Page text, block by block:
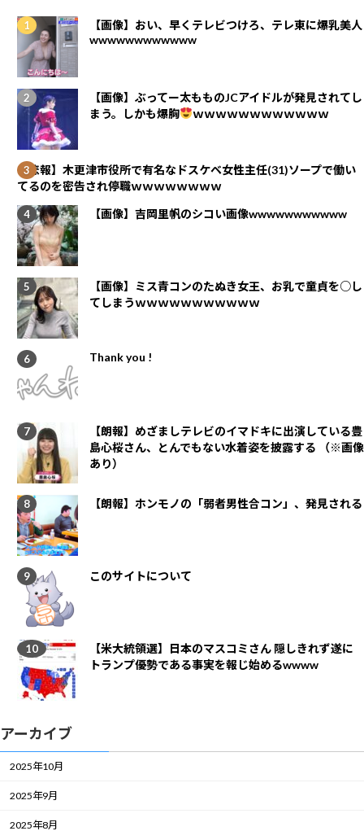
【画像】おい、早くテレビつけろ、テレ東に爆乳美人
wwwwwwwwwwww
【画像】ぶってー太もものJCアイドルが発見されてし
まう。しかも爆胸
ｗｗｗｗｗｗｗｗｗｗｗｗ
【悲報】木更津市役所で有名なドスケベ女性主任(31)ソープで働い
てるのを密告され停職ｗｗｗｗｗｗｗｗ
【画像】吉岡里帆のシコい画像wwwwwwwwwww
【画像】ミス青コンのたぬき女王、お乳で童貞を○し
てしまうｗｗｗｗｗｗｗｗｗｗｗ
Thank you !
【朗報】めざましテレビのイマドキに出演している豊
島心桜さん、とんでもない水着姿を披露する （※画像
あり）
【朗報】ホンモノの「弱者男性合コン」、発見される
このサイトについて
【米大統領選】日本のマスコミさん 隠しきれず遂に
トランプ優勢である事実を報じ始めるwwww
アーカイブ
2025年10月
2025年9月
2025年8月